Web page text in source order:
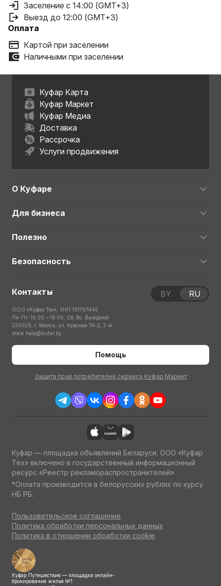
Заселение с 14:00 (GMT+3)
Выезд до 12:00 (GMT+3)
Оплата
Картой при заселении
Наличными при заселении
Куфар Карта
Куфар Маркет
Куфар Медиа
Доставка
Рассрочка
Услуги продвижения
О Куфаре
Для бизнеса
Полезно
Безопасность
Контакты
ООО «Куфар Тех», УНП 191767445
Пн-Пт: 10:00 – 18:00; Сб, Вс: Выходной
220029, г. Минск, ул. Красная 7А-2, 3-й
этаж help@kufar.by
Помощь
Защита прав потребителей сервиса Куфар Маркет
BY RU
Куфар — площадка объявлений Беларуси. ООО «Куфар
Тех» включено в государственный информационный
ресурс «Реестр рекламораспространителей»
*Оплата производится в белорусских рублях по курсу
НБ РБ.
Пользовательское соглашение
Политика обработки персональных данных
Политика в отношении обработки cookie
Куфар Путешествия — площадка онлайн-
бронирования жилья №1